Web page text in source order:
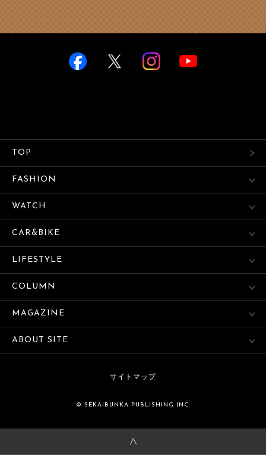
TOP
FASHION
WATCH
CAR&BIKE
LIFESTYLE
COLUMN
MAGAZINE
ABOUT SITE
サイトマップ
© SEKAIBUNKA PUBLISHING INC.